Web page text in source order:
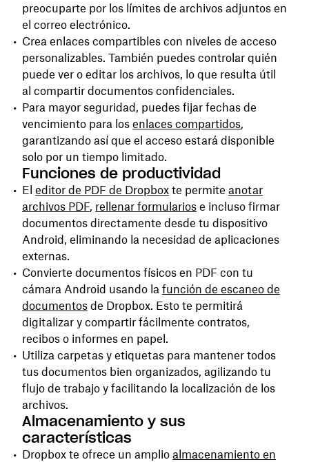
preocuparte por los límites de archivos adjuntos en
el correo electrónico.
Crea enlaces compartibles con niveles de acceso
personalizables. También puedes controlar quién
puede ver o editar los archivos, lo que resulta útil
al compartir documentos confidenciales.
Para mayor seguridad, puedes fijar fechas de
vencimiento para los enlaces compartidos,
garantizando así que el acceso estará disponible
solo por un tiempo limitado.
Funciones de productividad
El editor de PDF de Dropbox te permite anotar
archivos PDF, rellenar formularios e incluso firmar
documentos directamente desde tu dispositivo
Android, eliminando la necesidad de aplicaciones
externas.
Convierte documentos físicos en PDF con tu
cámara Android usando la función de escaneo de
documentos de Dropbox. Esto te permitirá
digitalizar y compartir fácilmente contratos,
recibos o informes en papel.
Utiliza carpetas y etiquetas para mantener todos
tus documentos bien organizados, agilizando tu
flujo de trabajo y facilitando la localización de los
archivos.
Almacenamiento y sus
características
Dropbox te ofrece un amplio almacenamiento en